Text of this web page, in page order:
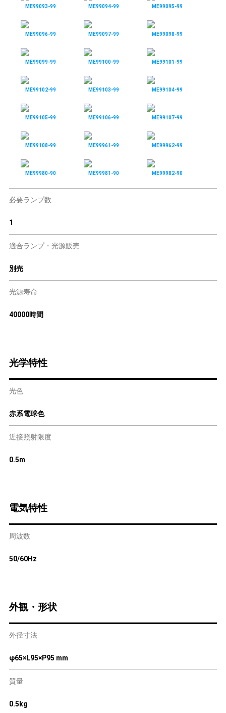
ME99093-99 ME99094-99 ME99095-99
ME99096-99 ME99097-99 ME99098-99
ME99099-99 ME99100-99 ME99101-99
ME99102-99 ME99103-99 ME99104-99
ME99105-99 ME99106-99 ME99107-99
ME99108-99 ME99961-99 ME99962-99
ME99980-90 ME99981-90 ME99982-90
必要ランプ数
1
適合ランプ・光源販売
別売
光源寿命
40000時間
光学特性
光色
赤系電球色
近接照射限度
0.5m
電気特性
周波数
50/60Hz
外観・形状
外径寸法
φ65×L95×P95 mm
質量
0.5kg